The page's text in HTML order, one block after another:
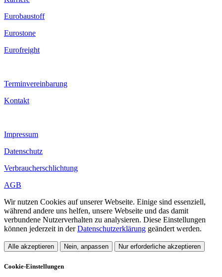
Eurobaustoff
Eurostone
Eurofreight
Terminvereinbarung
Kontakt
Impressum
Datenschutz
Verbraucherschlichtung
AGB
Wir nutzen Cookies auf unserer Webseite. Einige sind essenziell,
während andere uns helfen, unsere Webseite und das damit
verbundene Nutzerverhalten zu analysieren. Diese Einstellungen
können jederzeit in derDatenschutzerklärung geändert werden.
Alle akzeptieren Nein, anpassen Nur erforderliche akzeptieren
Cookie-Einstellungen